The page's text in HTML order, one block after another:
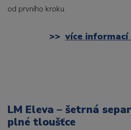
od prvního kroku.
>> více informací
LM Eleva – šetrná
plné tloušťce